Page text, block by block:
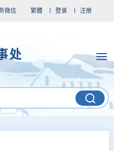
微信 繁體 登录 注册
处